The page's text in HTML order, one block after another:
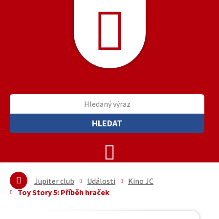
HLEDAT
Jupiter club Události
Kino JC
Toy Story 5: Příběh hraček